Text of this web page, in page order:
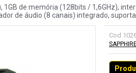
de memória (128bits / 1,6GHz),
de áudio (8 canais) integrado,
Cod.